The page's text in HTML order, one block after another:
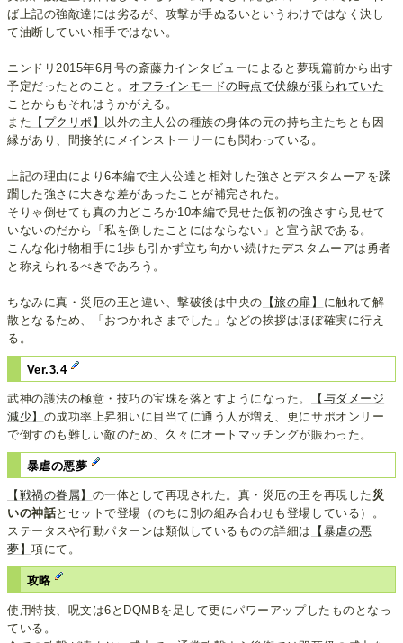
ば上記の強敵達には劣るが、攻撃が手ぬるいというわけではなく決し
て油断していい相手ではない。
ニンドリ2015年6月号の斎藤力インタビューによると夢現篇前から出す
予定だったとのこと。 オフラインモードの時点で伏線が張られていた
ことからもそれはうかがえる。
また 【プクリポ】 以外の主人公の種族の身体の元の持ち主たちとも因
縁があり、間接的にメインストーリーにも関わっている。
上記の理由により6本編で主人公達と相対した強さとデスタムーアを蹂
躙した強さに大きな差があったことが補完された。
そりゃ倒せても真の力どころか10本編で見せた仮初の強さすら見せて
いないのだから「私を倒したことにはならない」と宣う訳である。
こんな化け物相手に1歩も引かず立ち向かい続けたデスタムーアは勇者
と称えられるべきであろう。
ちなみに真・災厄の王と違い、撃破後は中央の 【旅の扉】 に触れて解
散となるため、「おつかれさまでした」などの挨拶はほぼ確実に行え
る。
Ver.3.4
武神の護法の極意・技巧の宝珠を落とすようになった。
【与ダメージ
減少】 の成功率上昇狙いに目当てに通う人が増え、更にサポオンリー
で倒すのも難しい敵のため、久々にオートマッチングが賑わった。
暴虐の悪夢
【戦禍の眷属】 の一体として再現された。真・災厄の王を再現した 災
いの神話とセットで登場（のちに別の組み合わせも登場している）。
ステータスや行動パターンは類似しているものの詳細は
【暴虐の悪
夢】項にて。
攻略
使用特技、呪文は6とDQMBを足して更にパワーアップしたものとなっ
ている。